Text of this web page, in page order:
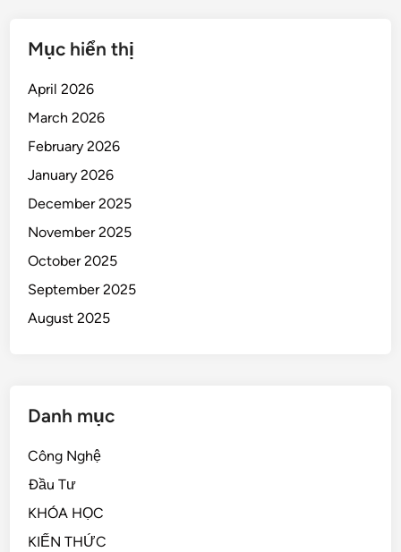
Mục hiển thị
April 2026
March 2026
February 2026
January 2026
December 2025
November 2025
October 2025
September 2025
August 2025
Danh mục
Công Nghệ
Đầu Tư
KHÓA HỌC
KIẾN THỨC